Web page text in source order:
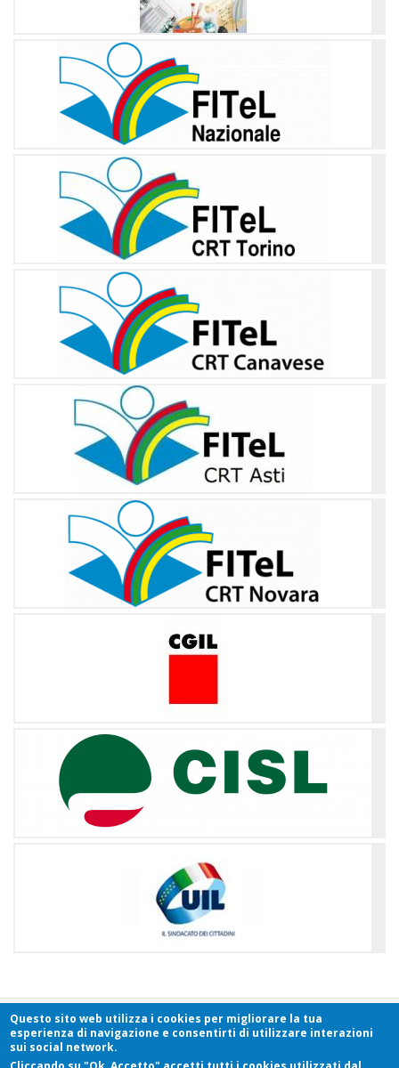
FITeLPiemonte - Federazione Italiana Tempo Libero - Via Sacchi, 63 -
Questo sito web utilizza i cookies per migliorare la tua
esperienza di navigazione e consentirti di utilizzare interazioni
sui social network.